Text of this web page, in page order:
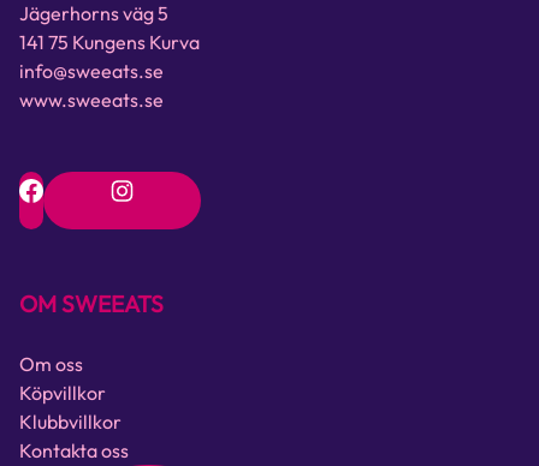
Jägerhorns väg 5
141 75 Kungens Kurva
info@sweeats.se
www.sweeats.se
OM SWEEATS
Om oss
Köpvillkor
Klubbvillkor
Kontakta oss